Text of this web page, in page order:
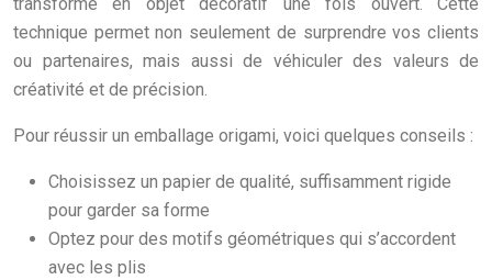
technique permet non seulement de surprendre vos clients
ou partenaires, mais aussi de véhiculer des valeurs de
créativité et de précision.
Pour réussir un emballage origami, voici quelques conseils :
Choisissez un papier de qualité, suffisamment rigide
pour garder sa forme
Optez pour des motifs géométriques qui s’accordent
avec les plis